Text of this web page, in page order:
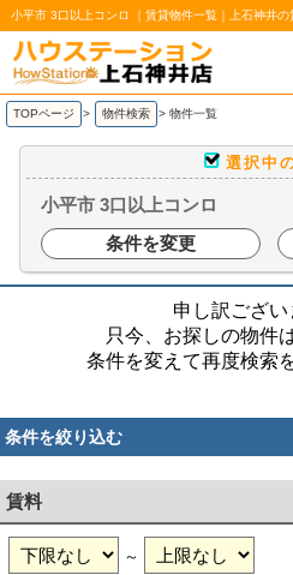
小平市 3口以上コンロ ｜賃貸物件一覧｜上石神井
/
TOPページ > 物件検索 > 物件一覧
選択中
小平市 3口以上コンロ
条件を変更
申し訳ござい
只今、お探しの物件
条件を変えて再度検索
条件を絞り込む
賃料
～